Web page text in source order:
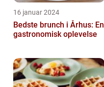
16 januar 2024
Bedste brunch i Århus: En
gastronomisk oplevelse